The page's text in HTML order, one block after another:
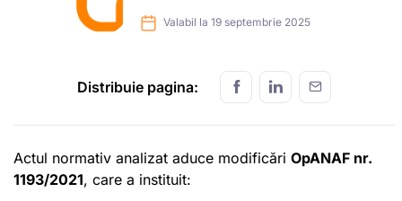
Valabil la 19 septembrie 2025
Distribuie pagina:
Actul normativ analizat aduce modificări OpANAF nr.
1193/2021, care a instituit: